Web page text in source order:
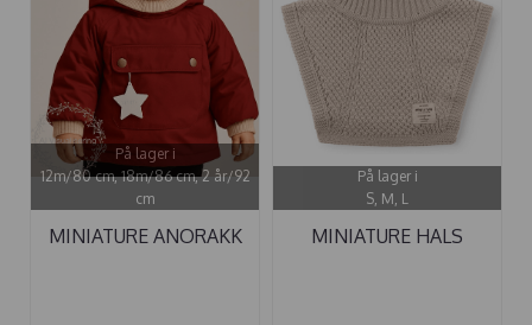
På lager i
12m/80 cm, 18m/86 cm, 2 år/92
cm
MINIATURE ANORAKK
På lager i
S, M, L
MINIATURE HALS